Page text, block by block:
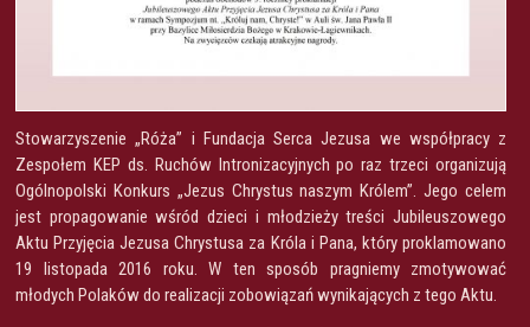
Stowarzyszenie „Róża” i Fundacja Serca Jezusa we współpracy z
Zespołem KEP ds. Ruchów Intronizacyjnych po raz trzeci organizują
Ogólnopolski Konkurs „Jezus Chrystus naszym Królem”. Jego celem
jest propagowanie wśród dzieci i młodzieży treści Jubileuszowego
Aktu Przyjęcia Jezusa Chrystusa za Króla i Pana, który proklamowano
19 listopada 2016 roku. W ten sposób pragniemy zmotywować
młodych Polaków do realizacji zobowiązań wynikających z tego Aktu.